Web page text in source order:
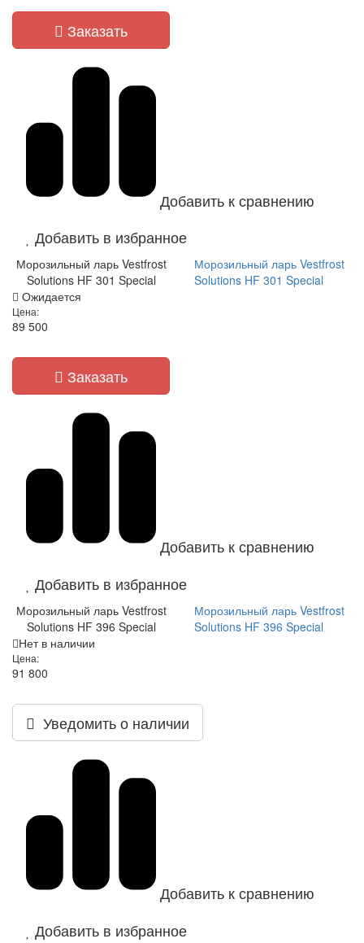
Заказать
Добавить к сравнению
Добавить в избранное
Морозильный ларь Vestfrost
Solutions HF 301 Special
Морозильный ларь Vestfrost
Solutions HF 301 Special
Ожидается
Цена:
89 500
Заказать
Добавить к сравнению
Добавить в избранное
Морозильный ларь Vestfrost
Solutions HF 396 Special
Морозильный ларь Vestfrost
Solutions HF 396 Special
Нет в наличии
Цена:
91 800
Уведомить о наличии
Добавить к сравнению
Добавить в избранное